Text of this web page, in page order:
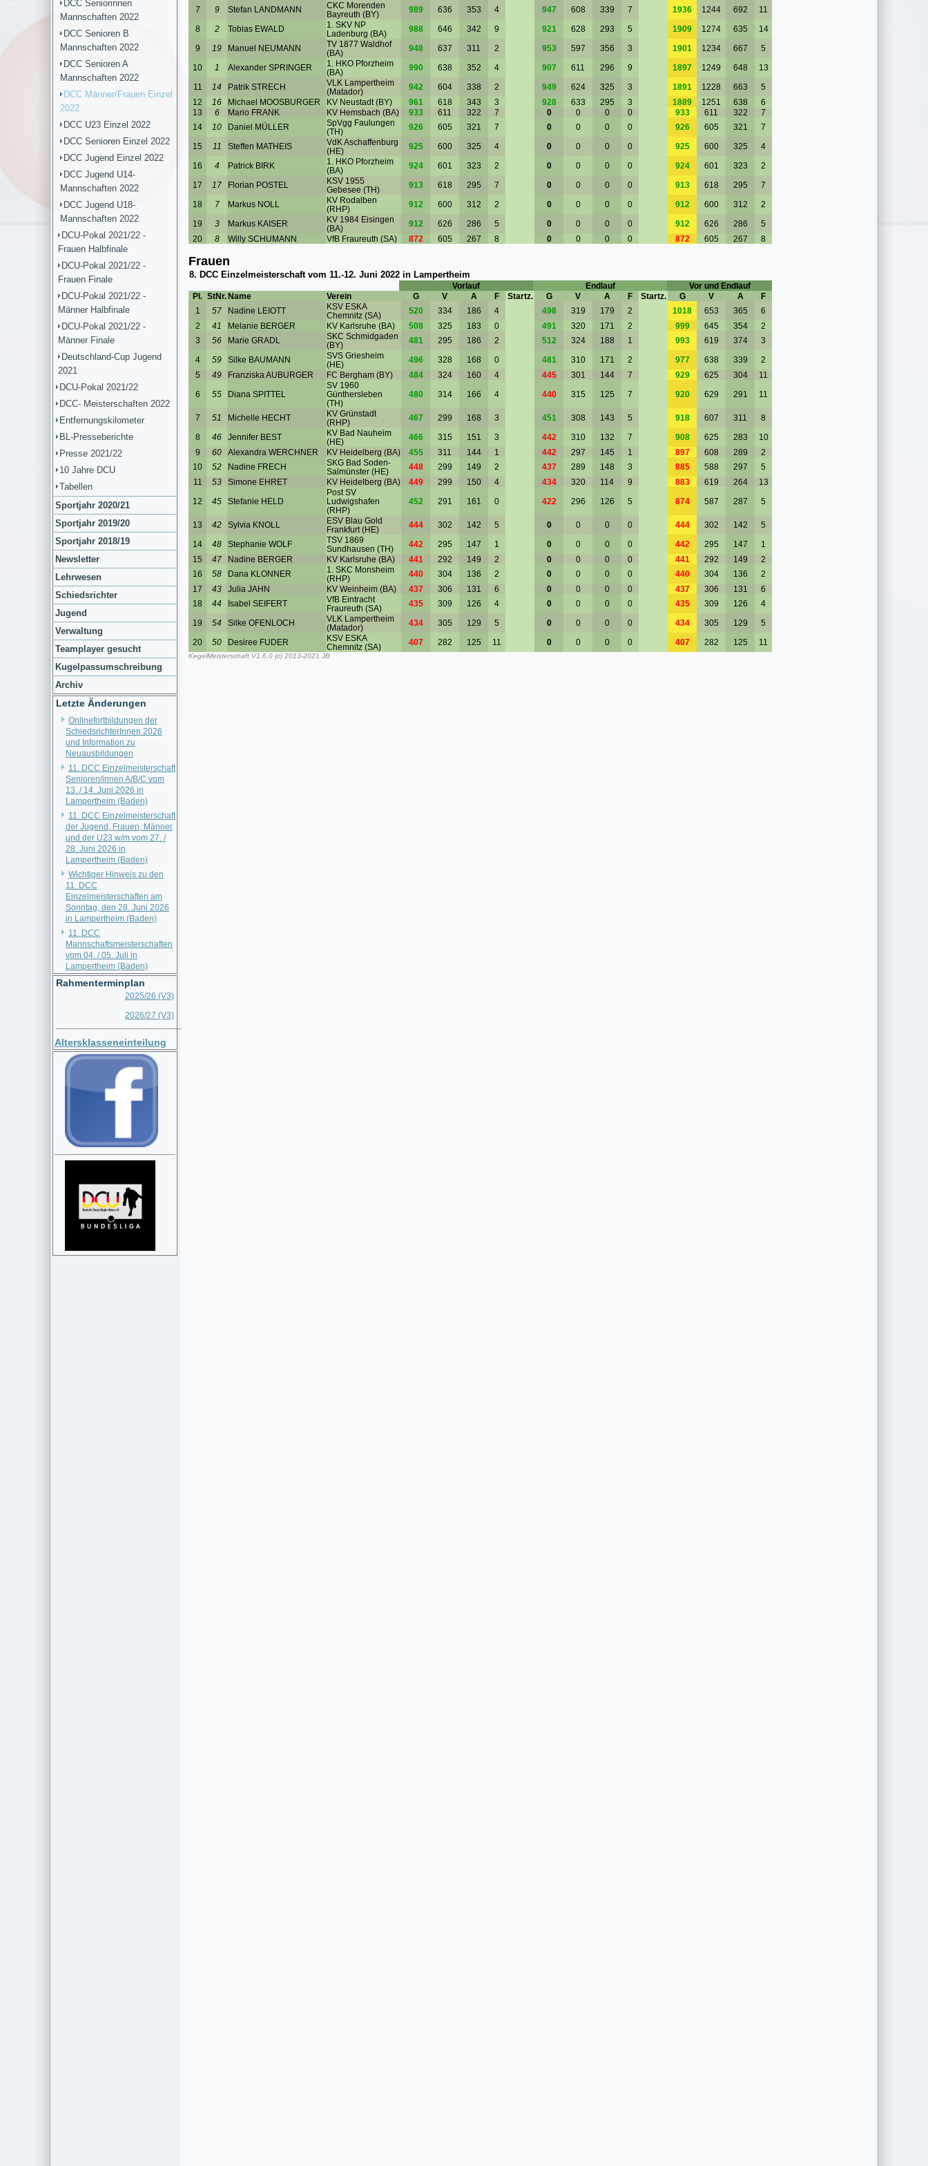
DCC Seniorinnen
Mannschaften 2022
DCC Senioren B
Mannschaften 2022
DCC Senioren A
Mannschaften 2022
DCC Männer/Frauen Einzel
2022
DCC U23 Einzel 2022
DCC Senioren Einzel 2022
DCC Jugend Einzel 2022
DCC Jugend U14-
Mannschaften 2022
DCC Jugend U18-
Mannschaften 2022
DCU-Pokal 2021/22 -
Frauen Halbfinale
DCU-Pokal 2021/22 -
Frauen Finale
DCU-Pokal 2021/22 -
Männer Halbfinale
DCU-Pokal 2021/22 -
Männer Finale
Deutschland-Cup Jugend
2021
DCU-Pokal 2021/22
DCC- Meisterschaften 2022
Entfernungskilometer
BL-Presseberichte
Presse 2021/22
10 Jahre DCU
Tabellen
Sportjahr 2020/21
Sportjahr 2019/20
Sportjahr 2018/19
Newsletter
Lehrwesen
Schiedsrichter
Jugend
Verwaltung
Teamplayer gesucht
Kugelpassumschreibung
Archiv
Letzte Änderungen
Onlinefortbildungen der
SchiedsrichterInnen 2026
und Information zu
Neuausbildungen
11. DCC Einzelmeisterschaft
Senioren/innen A/B/C vom
13. / 14. Juni 2026 in
Lampertheim (Baden)
11. DCC Einzelmeisterschaft
der Jugend, Frauen, Männer
und der U23 w/m vom 27. /
28. Juni 2026 in
Lampertheim (Baden)
Wichtiger Hinweis zu den
11. DCC
Einzelmeisterschaften am
Sonntag, den 28. Juni 2026
in Lampertheim (Baden)
11. DCC
Mannschaftsmeisterschaften
vom 04. / 05. Juli in
Lampertheim (Baden)
Rahmenterminplan
2025/26 (V3)
2026/27 (V3)
Altersklasseneinteilung